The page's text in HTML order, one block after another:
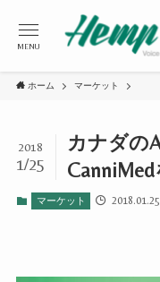
MENU
ホーム マーケット
カナダの
2018
1/25
マーケット 2018.01.25